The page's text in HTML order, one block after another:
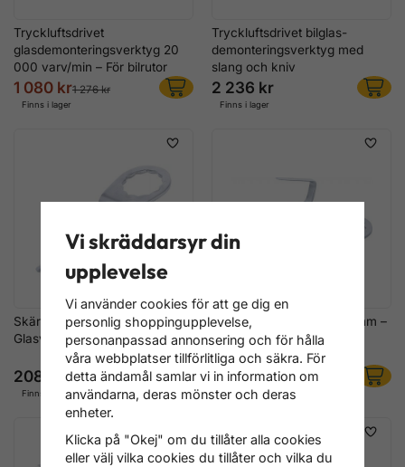
Tryckluftsdrivet
glasdemonteringsverktyg 20
000 varv/min – För bilrutor
1 080 kr1 276 kr
Finns i lager
Tryckluftsdrivet bilglas-
demonteringsverktyg med
slang och kniv
2 236 kr
Finns i lager
Skärkniv Rak 52×1 mm
Glasverktyg
208 kr
Finns i lager
Skärkniv halvrund 2x24 mm –
2-pack reservblad för
bilglasverktyg
680 kr
Finns i lager
Vi skräddarsyr din
upplevelse
Vi använder cookies för att ge dig en
personlig shoppingupplevelse,
personanpassad annonsering och för hålla
våra webbplatser tillförlitliga och säkra. För
detta ändamål samlar vi in information om
användarna, deras mönster och deras
enheter.
Klicka på "Okej" om du tillåter alla cookies
eller välj vilka cookies du tillåter och vilka du